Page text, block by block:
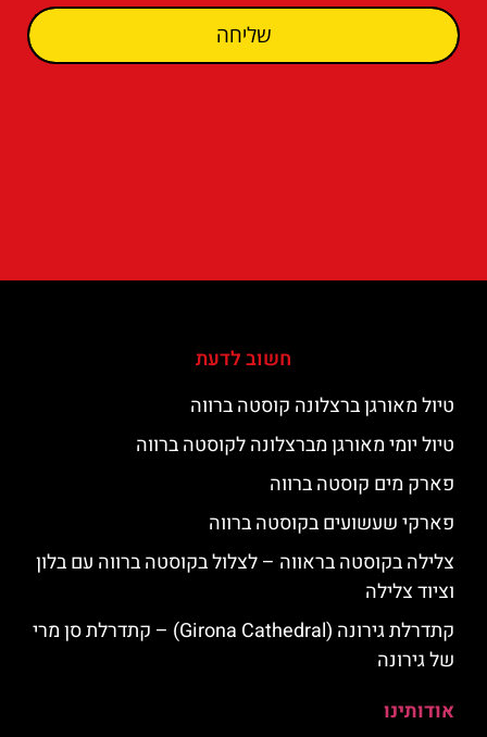
שליחה
חשוב לדעת
טיול מאורגן ברצלונה קוסטה ברווה
טיול יומי מאורגן מברצלונה לקוסטה ברווה
פארק מים קוסטה ברווה
פארקי שעשועים בקוסטה ברווה
צלילה בקוסטה בראווה – לצלול בקוסטה ברווה עם בלון
וציוד צלילה
קתדרלת גירונה (Girona Cathedral) – קתדרלת סן מרי
של גירונה
אודותינו